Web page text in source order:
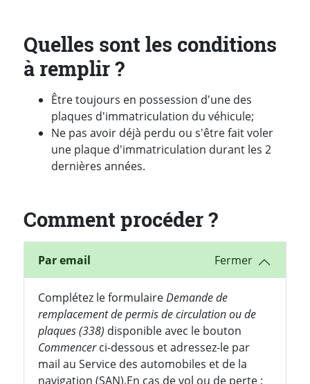
Quelles sont les conditions
à remplir ?
Être toujours en possession d'une des
plaques d'immatriculation du véhicule;
Ne pas avoir déjà perdu ou s'être fait voler
une plaque d'immatriculation durant les 2
dernières années.
Comment procéder ?
Par email
Complétez le formulaireDemande de
remplacement de permis de circulation ou de
plaques (338) disponible avec le bouton
Commencerci-dessous et adressez-le par
mail au Service des automobiles et de la
navigation (SAN).En cas de vol ou de perte :